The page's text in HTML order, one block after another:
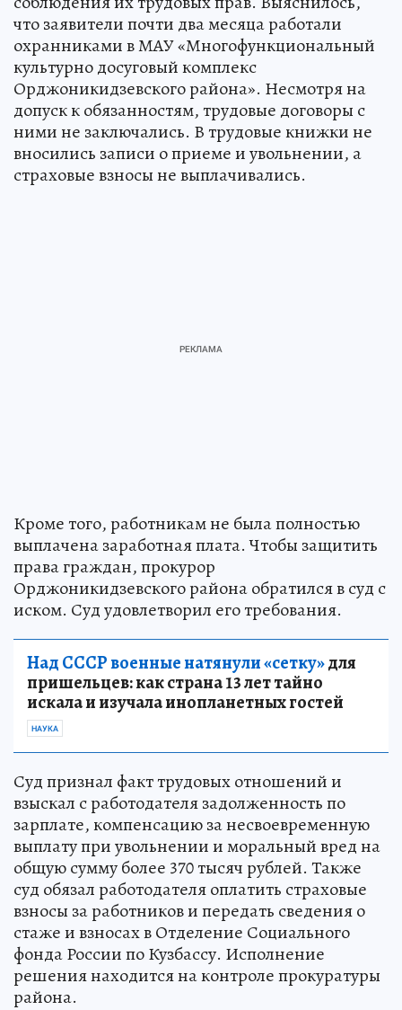
что заявители почти два месяца работали
охранниками в МАУ «Многофункциональный
культурно досуговый комплекс
Орджоникидзевского района». Несмотря на
допуск к обязанностям, трудовые договоры с
ними не заключались. В трудовые книжки не
вносились записи о приеме и увольнении, а
страховые взносы не выплачивались.
Кроме того, работникам не была полностью
выплачена заработная плата. Чтобы защитить
права граждан, прокурор
Орджоникидзевского района обратился в суд с
иском. Суд удовлетворил его требования.
Над СССР военные натянули «сетку»для
пришельцев: как страна 13 лет тайно
искала и изучала инопланетных гостей
НАУКА
Суд признал факт трудовых отношений и
взыскал с работодателя задолженность по
зарплате, компенсацию за несвоевременную
выплату при увольнении и моральный вред на
общую сумму более 370 тысяч рублей. Также
суд обязал работодателя оплатить страховые
взносы за работников и передать сведения о
стаже и взносах в Отделение Социального
фонда России по Кузбассу. Исполнение
решения находится на контроле прокуратуры
района.